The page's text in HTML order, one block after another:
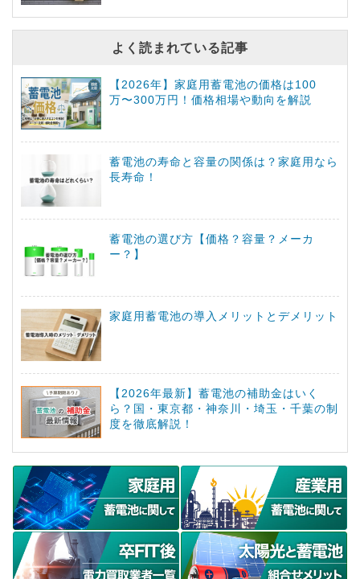
よく読まれている記事
【2026年】家庭用蓄電池の価格は100
万〜300万円！価格相場や動向を解説
蓄電池の寿命と容量の関係は？家庭用なら
長寿命！
蓄電池の選び方【価格？容量？メーカ
ー？】
家庭用蓄電池の導入メリットとデメリット
【2026年最新】蓄電池の補助金はいく
ら？国・東京都・神奈川・埼玉・千葉の制
度を徹底解説！